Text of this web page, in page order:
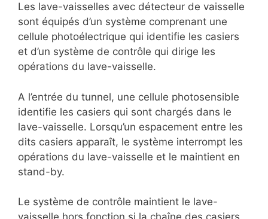
Les lave-vaisselles avec détecteur de vaisselle
sont équipés d’un système comprenant une
cellule photoélectrique qui identifie les casiers
et d’un système de contrôle qui dirige les
opérations du lave-vaisselle.
A l’entrée du tunnel, une cellule photosensible
identifie les casiers qui sont chargés dans le
lave-vaisselle. Lorsqu’un espacement entre les
dits casiers apparaît, le système interrompt les
opérations du lave-vaisselle et le maintient en
stand-by.
Le système de contrôle maintient le lave-